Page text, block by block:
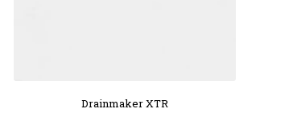
Drainmaker XTR